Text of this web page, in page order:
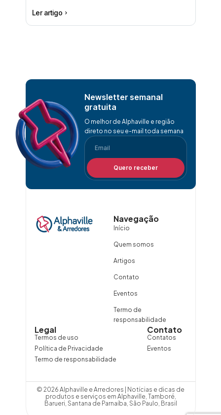
Ler artigo
Newsletter semanal
gratuita
O melhor de Alphaville e região
direto no seu e-mail toda semana
Quero receber
Navegação
Início
Quem somos
Artigos
Contato
Eventos
Termo de
responsabilidade
Contato
Contatos
Eventos
Legal
Termos de uso
Política de Privacidade
Termo de responsabilidade
© 2026 Alphaville e Arredores | Notícias e dicas de
produtos e serviços em Alphaville, Tamboré,
Barueri, Santana de Parnaíba, São Paulo, Brasil